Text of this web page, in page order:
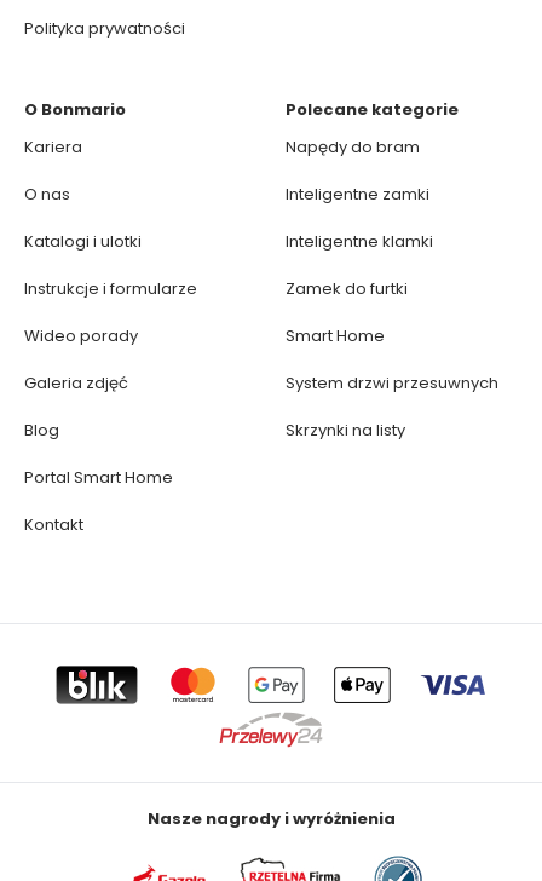
Polityka prywatności
O Bonmario
Kariera
O nas
Katalogi i ulotki
Instrukcje i formularze
Wideo porady
Galeria zdjęć
Blog
Portal Smart Home
Kontakt
Polecane kategorie
Napędy do bram
Inteligentne zamki
Inteligentne klamki
Zamek do furtki
Smart Home
System drzwi przesuwnych
Skrzynki na listy
Nasze nagrody i wyróżnienia